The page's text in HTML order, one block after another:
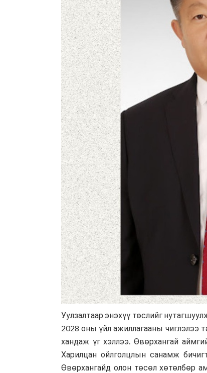
Уулзалтаар энэхүү төслийг
2028 оны үйл ажиллагааны чиглэлээ
хандаж үг хэллээ. Өвөрхангай
Харилцан ойлголцлын санамж
Өвөрхангайд олон төсөл хөтөлбөр